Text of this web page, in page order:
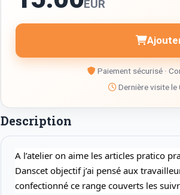
EUR
Paiement sécurisé ·
Dernière visite
Description
A l’atelier on aime les articles pratico
Danscet objectif j’ai pensé aux
confectionné ce range couverts les